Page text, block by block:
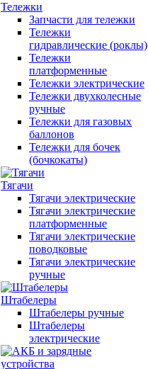
Тележки
Запчасти для тележки
Тележки
гидравлические (роклы)
Тележки
платформенные
Тележки электрические
Тележки двухколесные
ручные
Тележки для газовых
баллонов
Тележки для бочек
(бочкокаты)
Тягачи
Тягачи электрические
Тягачи электрические
платформенные
Тягачи электрические
поводковые
Тягачи электрические
ручные
Штабелеры
Штабелеры ручные
Штабелеры
электрические